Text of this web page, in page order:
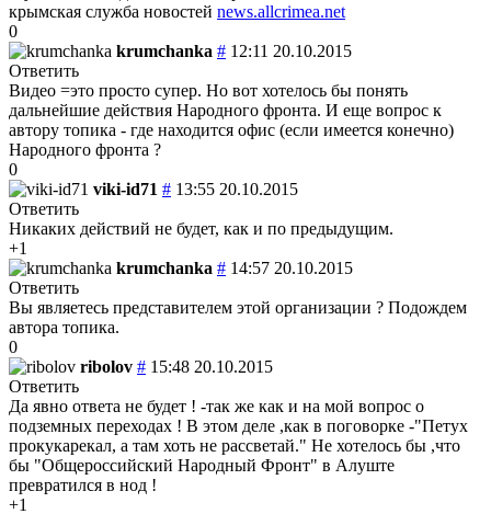
крымская служба новостей news.allcrimea.net
0
krumchanka # 12:11 20.10.2015
Ответить
Видео =это просто супер. Но вот хотелось бы понять
дальнейшие действия Народного фронта. И еще вопрос к
автору топика - где находится офис (если имеется конечно)
Народного фронта ?
0
viki-id71 # 13:55 20.10.2015
Ответить
Никаких действий не будет, как и по предыдущим.
+1
krumchanka # 14:57 20.10.2015
Ответить
Вы являетесь представителем этой организации ? Подождем
автора топика.
0
ribolov # 15:48 20.10.2015
Ответить
Да явно ответа не будет ! -так же как и на мой вопрос о
подземных переходах ! В этом деле ,как в поговорке -"Петух
прокукарекал, а там хоть не рассветай." Не хотелось бы ,что
бы "Общероссийский Народный Фронт" в Алуште
превратился в нод !
+1